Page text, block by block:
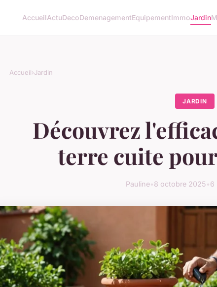
AccueilActuDecoDemenagementEquipementImmoJardin
Accueil›Jardin
JARDIN
Découvrez
terre cuite
Pauline•8 octobre 2025•6